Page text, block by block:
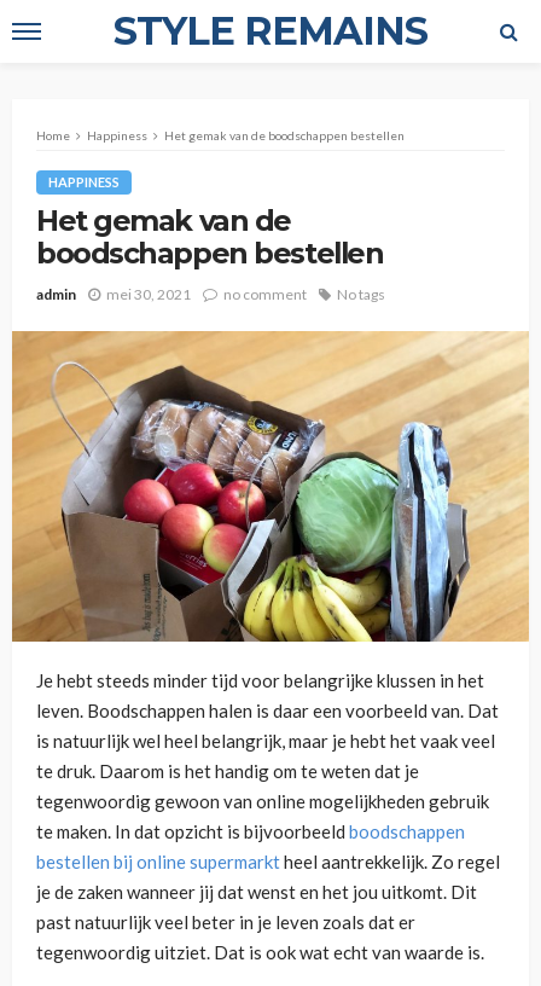
STYLE REMAINS
Home Happiness Het gemak van de boodschappen bestellen
HAPPINESS
Het gemak van de
boodschappen bestellen
admin mei 30, 2021 no comment No tags
Je hebt steeds minder tijd voor belangrijke klussen in het
leven. Boodschappen halen is daar een voorbeeld van. Dat
is natuurlijk wel heel belangrijk, maar je hebt het vaak veel
te druk. Daarom is het handig om te weten dat je
tegenwoordig gewoon van online mogelijkheden gebruik
te maken. In dat opzicht is bijvoorbeeld boodschappen
bestellen bij online supermarktheel aantrekkelijk. Zo regel
je de zaken wanneer jij dat wenst en het jou uitkomt. Dit
past natuurlijk veel beter in je leven zoals dat er
tegenwoordig uitziet. Dat is ook wat echt van waarde is.